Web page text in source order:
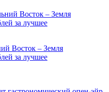
Восток – Земля
за лучшее